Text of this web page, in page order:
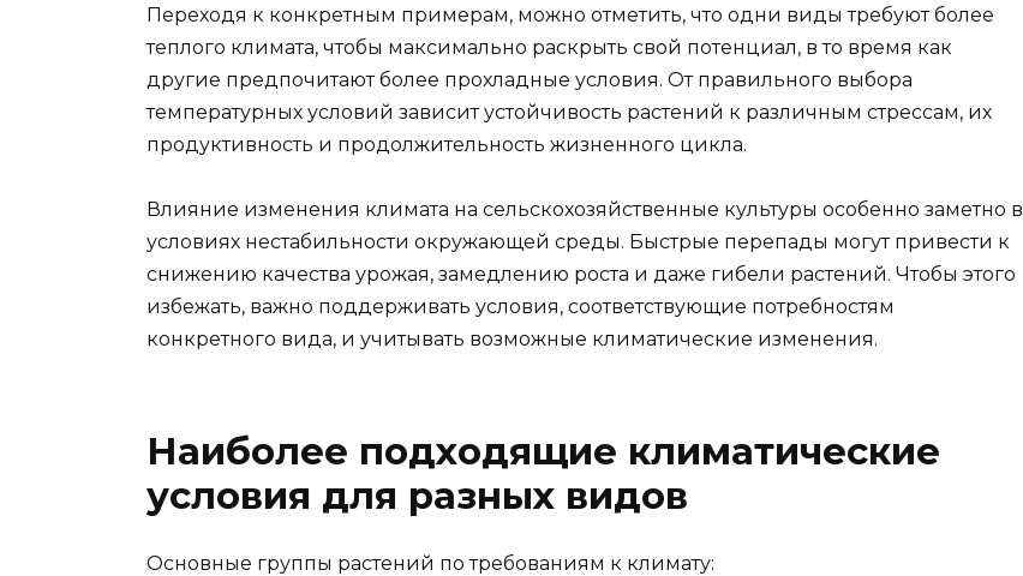
Переходя к конкретным примерам, можно отметить, что одни виды требуют более
теплого климата, чтобы максимально раскрыть свой потенциал, в то время как
другие предпочитают более прохладные условия. От правильного выбора
температурных условий зависит устойчивость растений к различным стрессам, их
продуктивность и продолжительность жизненного цикла.
Влияние изменения климата на сельскохозяйственные культуры особенно заметно в
условиях нестабильности окружающей среды. Быстрые перепады могут привести к
снижению качества урожая, замедлению роста и даже гибели растений. Чтобы этого
избежать, важно поддерживать условия, соответствующие потребностям
конкретного вида, и учитывать возможные климатические изменения.
Наиболее подходящие климатические
условия для разных видов
Основные группы растений по требованиям к климату: